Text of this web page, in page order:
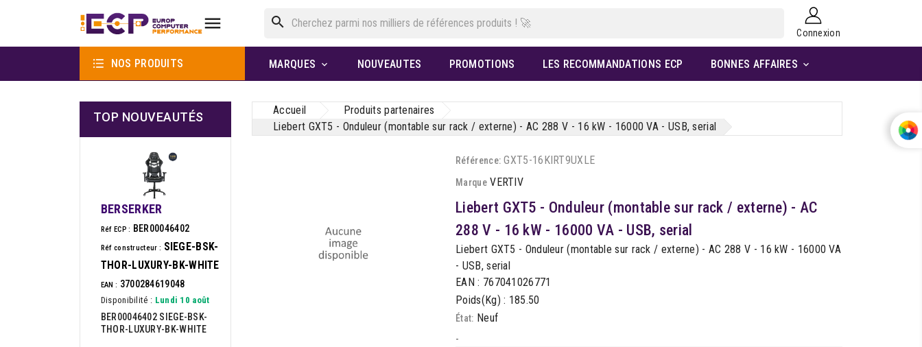
 search
Connexion
 NOS PRODUITS MARQUES  NOUVEAUTES PROMOTIONS LES RECOMMANDATIONS ECP BONNES AFFAIRES 
TOP NOUVEAUTÉS
BERSERKER
Réf ECP : BER00046402
Réf constructeur : SIEGE-BSK-
THOR-LUXURY-BK-WHITE
EAN : 3700284619048
Disponibilité : Lundi 10 août
BER00046402 SIEGE-BSK-
THOR-LUXURY-BK-WHITE
Accueil
Produits partenaires
Liebert GXT5 - Onduleur (montable sur rack / externe) - AC 288 V - 16 kW - 16000 VA - USB, serial
Référence: GXT5-16KIRT9UXLE
Marque VERTIV
Liebert GXT5 - Onduleur (montable sur rack / externe) - AC
288 V - 16 kW - 16000 VA - USB, serial
Liebert GXT5 - Onduleur (montable sur rack / externe) - AC 288 V - 16 kW - 16000 VA
- USB, serial
EAN : 767041026771
Poids(Kg) : 185.50
État: Neuf
-